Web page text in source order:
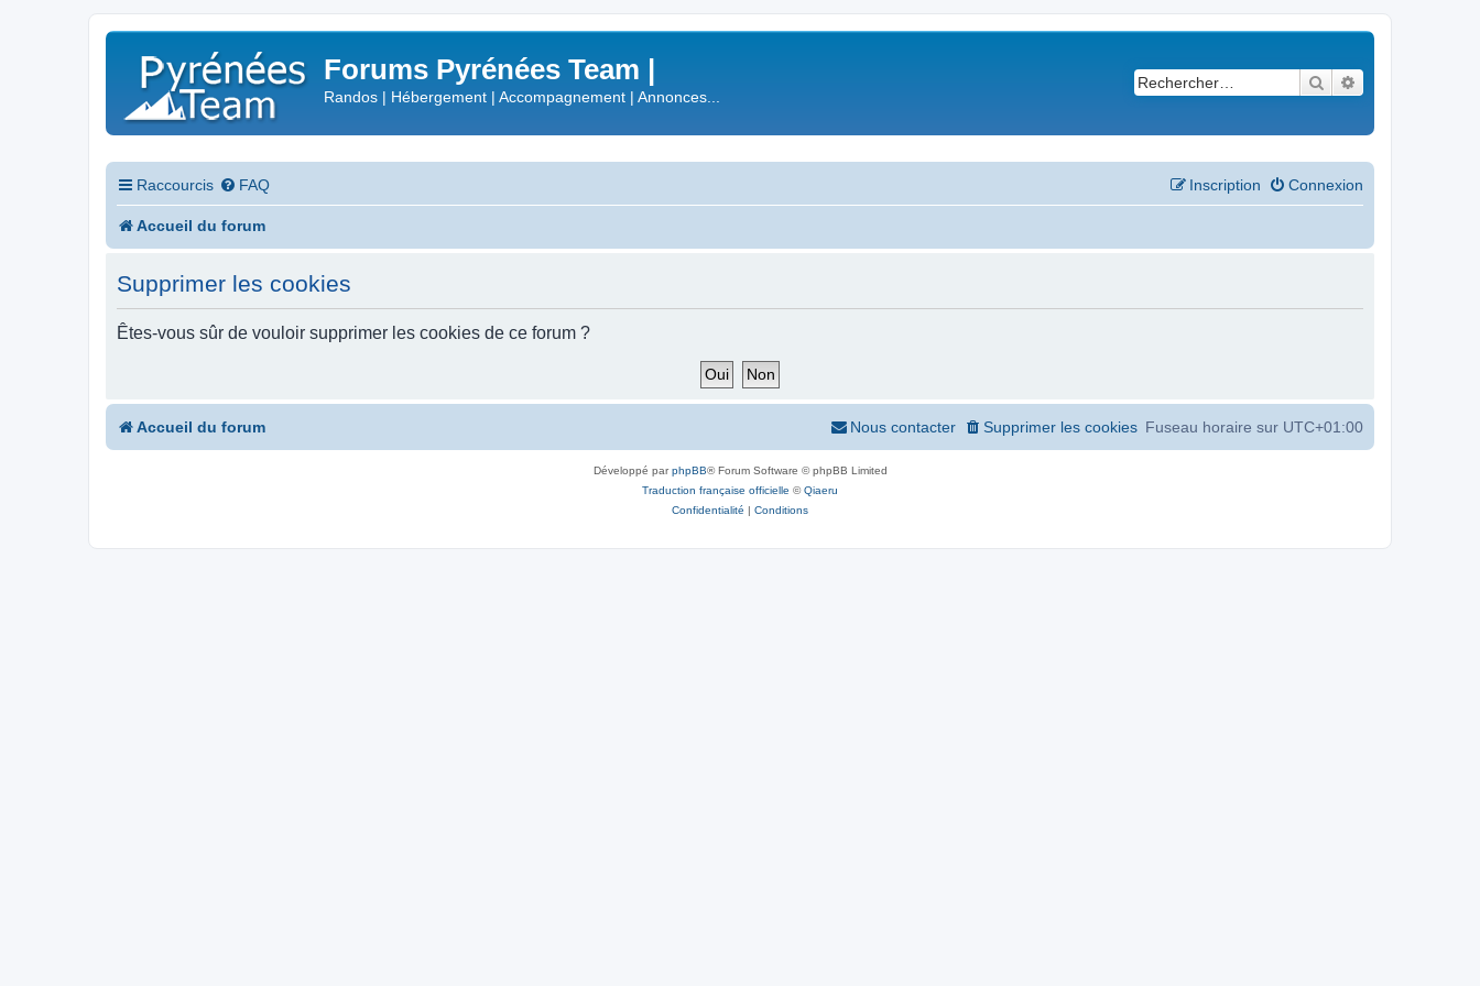
Forums Pyrénées Team |
Randos | Hébergement | Accompagnement | Annonces...
Rechercher
Raccourcis FAQ Connexion
Inscription
Accueil du forum
Supprimer les cookies
Êtes-vous sûr de vouloir supprimer les cookies de ce forum ?
Accueil du forum Fuseau horaire sur UTC+01:00
Supprimer les cookies
Nous contacter
Développé parphpBB® Forum Software © phpBB Limited
Traduction française officielle ©Qiaeru
Confidentialité | Conditions